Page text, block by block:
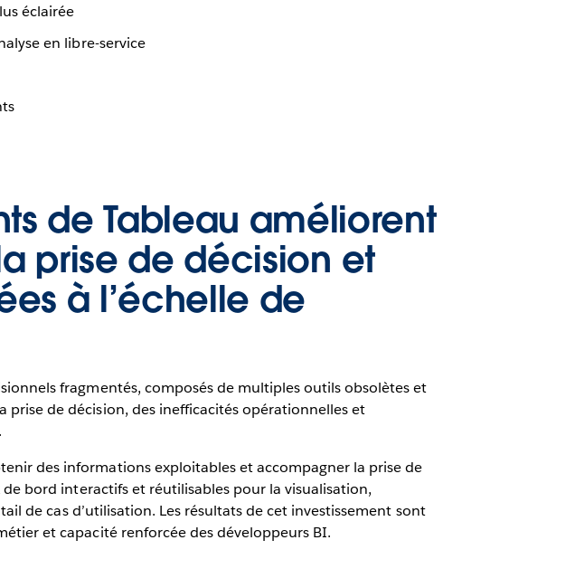
éclairée
en libre-service
de Tableau améliorent
prise de décision et
à l’échelle de
fragmentés, composés de multiples outils obsolètes et
prise de décision, des inefficacités opérationnelles et
des informations exploitables et accompagner la prise de
bord interactifs et réutilisables pour la visualisation,
de cas d’utilisation. Les résultats de cet investissement sont
et capacité renforcée des développeurs BI.